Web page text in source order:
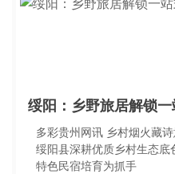
绥阳：乡野旅居解锁
多彩贵州网讯 乡村烟火藏
绥阳县深耕优质乡村生态
特色民宿培育为抓手